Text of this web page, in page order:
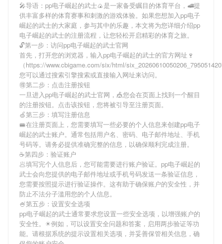
🎤导语： pp电子崛起的武士🍙是一家备受瞩目的体育平台，🚅提
供丰富多样的体育赛事和刺激的游戏体验。如果您想加入pp电子
崛起的武士的大家庭，参与其中的乐趣，本文将为您详细介绍pp
电子崛起的武士的注册流程，让您轻松开启精彩的体育之旅。
🔓第一步：访问pp电子崛起的武士官网
首先，打开您的浏览器，输入pp电子崛起的武士的官方网址🍷
（https://www.cbigame.com/six/html/
您可以通过搜索引擎搜索或直接输入网址来访问。
🉐第二步：点击注册按钮
一旦进入pp电子崛起的武士官网，🎪您会在页面上找到一个醒目
的注册按钮。点击该按钮，您将被引导至注册页面。
🍏第三步：填写注册信息
🚝在注册页面上，您需要填写一些必要的个人信息来创建pp电子
崛起的武士账户。通常包括用户名、密码、电子邮件地址、手机
号码等。请务必提供准确完整的信息，以确保顺利完成注册。
☕第四步：验证账户
🥟填写完个人信息后，您可能需要进行账户验证。 pp电子崛起的
武士会向您提供的电子邮件地址或手机号码发送一条验证信息，
您需要按照提示进行验证操作。这有助于确保账户的安全性，并
防止不法分子滥用您的个人信息。
🍧第五步：设置安全选项
pp电子崛起的武士通常要求您设置一些安全选项，以增强账户的
安全性。☀例如，可以设置安全问题和答案，启用两步验证等功
能。请根据系统的提示设置相关选项，并妥善保管相关信息，确